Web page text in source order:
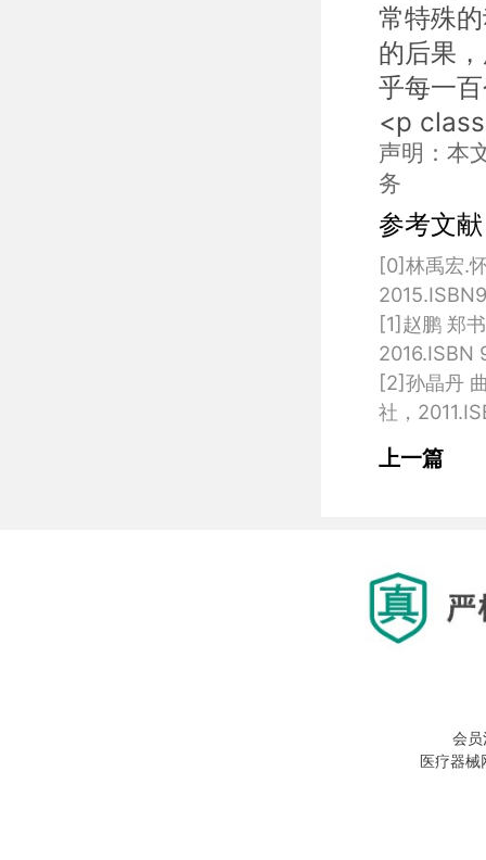
常特殊
的后果
乎每一
<p
声明：本
务
参考文
[0]林禹宏.
[1]赵鹏 郑
[2]孙晶丹
上一篇
会
医疗器